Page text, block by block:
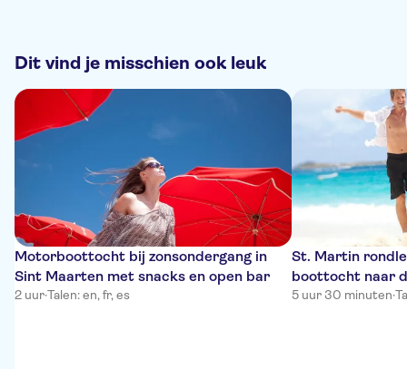
Dit vind je misschien ook leuk
Motorboottocht bij zonsondergang in
Sint Maarten met snacks en open bar
2 uur·Talen: en, fr, es
St. Martin
boottocht naar
5 uur 30 minuten·